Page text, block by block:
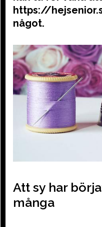
https://
något.
Att sy har
många